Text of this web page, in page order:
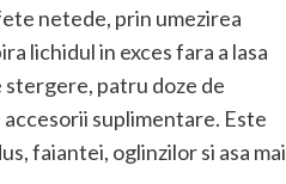
netede, prin umezirea
lichidul in exces fara a lasa
stergere, patru doze de
suplimentare. Este
faiantei, oglinzilor si asa mai